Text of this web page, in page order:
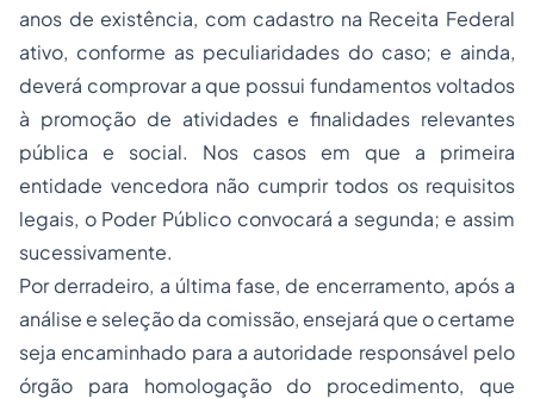
anos de existência, com cadastro na Receita Federal
ativo, conforme as peculiaridades do caso; e ainda,
deverá comprovar a que possui fundamentos voltados
à promoção de atividades e finalidades relevantes
pública e social. Nos casos em que a primeira
entidade vencedora não cumprir todos os requisitos
legais, o Poder Público convocará a segunda; e assim
sucessivamente.
Por derradeiro, a última fase, de encerramento, após a
análise e seleção da comissão, ensejará que o certame
seja encaminhado para a autoridade responsável pelo
órgão para homologação do procedimento, que